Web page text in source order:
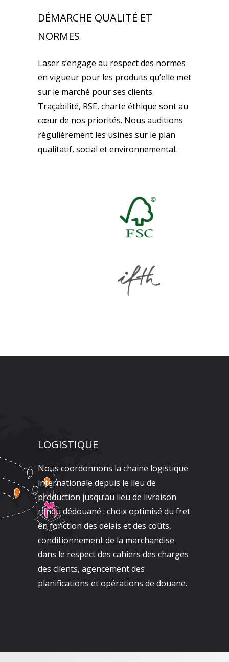
DÉMARCHE QUALITÉ ET
NORMES
Laser s’engage au respect des normes
en vigueur pour les produits qu’elle met
sur le marché pour ses clients.
Traçabilité, RSE, charte éthique sont au
cœur de nos priorités. Nous auditions
régulièrement les usines sur le plan
qualitatif, social et environnemental.
LOGISTIQUE
Nous coordonnons la chaine logistique
internationale depuis le lieu de
production jusqu’au lieu de livraison
rendu dédouané : choix optimisé du fret
en fonction des délais et des coûts,
conditionnement de la marchandise
dans le respect des cahiers des charges
des clients, agencement des
planifications et opérations de douane.